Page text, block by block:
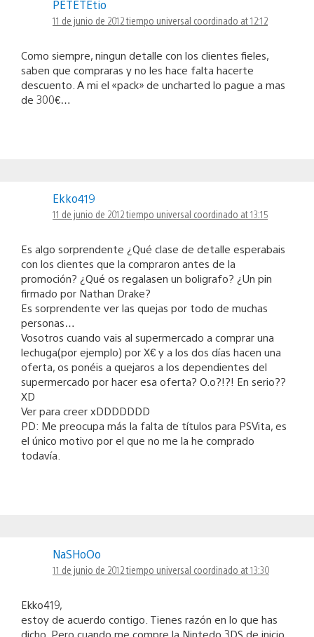
PETETEtio
11 de junio de 2012 tiempo universal coordinado at 12:12
Como siempre, ningun detalle con los clientes fieles,
saben que compraras y no les hace falta hacerte
descuento. A mi el «pack» de uncharted lo pague a mas
de 300€…
Ekko419
11 de junio de 2012 tiempo universal coordinado at 13:15
Es algo sorprendente ¿Qué clase de detalle esperabais
con los clientes que la compraron antes de la
promoción? ¿Qué os regalasen un boligrafo? ¿Un pin
firmado por Nathan Drake?
Es sorprendente ver las quejas por todo de muchas
personas…
Vosotros cuando vais al supermercado a comprar una
lechuga(por ejemplo) por X€ y a los dos días hacen una
oferta, os ponéis a quejaros a los dependientes del
supermercado por hacer esa oferta? O.o?!?! En serio??
XD
Ver para creer xDDDDDDD
PD: Me preocupa más la falta de títulos para PSVita, es
el único motivo por el que no me la he comprado
todavía.
NaSHoOo
11 de junio de 2012 tiempo universal coordinado at 13:30
Ekko419,
estoy de acuerdo contigo. Tienes razón en lo que has
dicho. Pero cuando me compre la Nintedo 3DS de inicio,